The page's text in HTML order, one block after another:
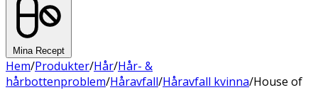
Mina Recept
Hem/Produkter/Hår/Hår- &
hårbottenproblem/Håravfall/Håravfall kvinna/House of